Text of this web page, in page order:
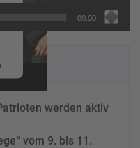
00:00
werden aktiv
vom 9. bis 11.